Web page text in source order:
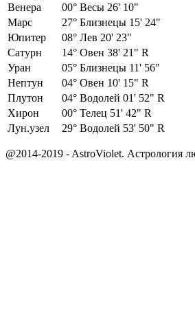
Венера
00° Весы 26' 10"
Марс
27° Близнецы 15' 24"
Юпитер
08° Лев 20' 23"
Сатурн
14° Овен 38' 21" R
Уран
05° Близнецы 11' 56"
Нептун
04° Овен 10' 15" R
Плутон
04° Водолей 01' 52" R
Хирон
00° Телец 51' 42" R
Лун.узел
29° Водолей 53' 50" R
@2014-2019 - AstroViolet. Астрология